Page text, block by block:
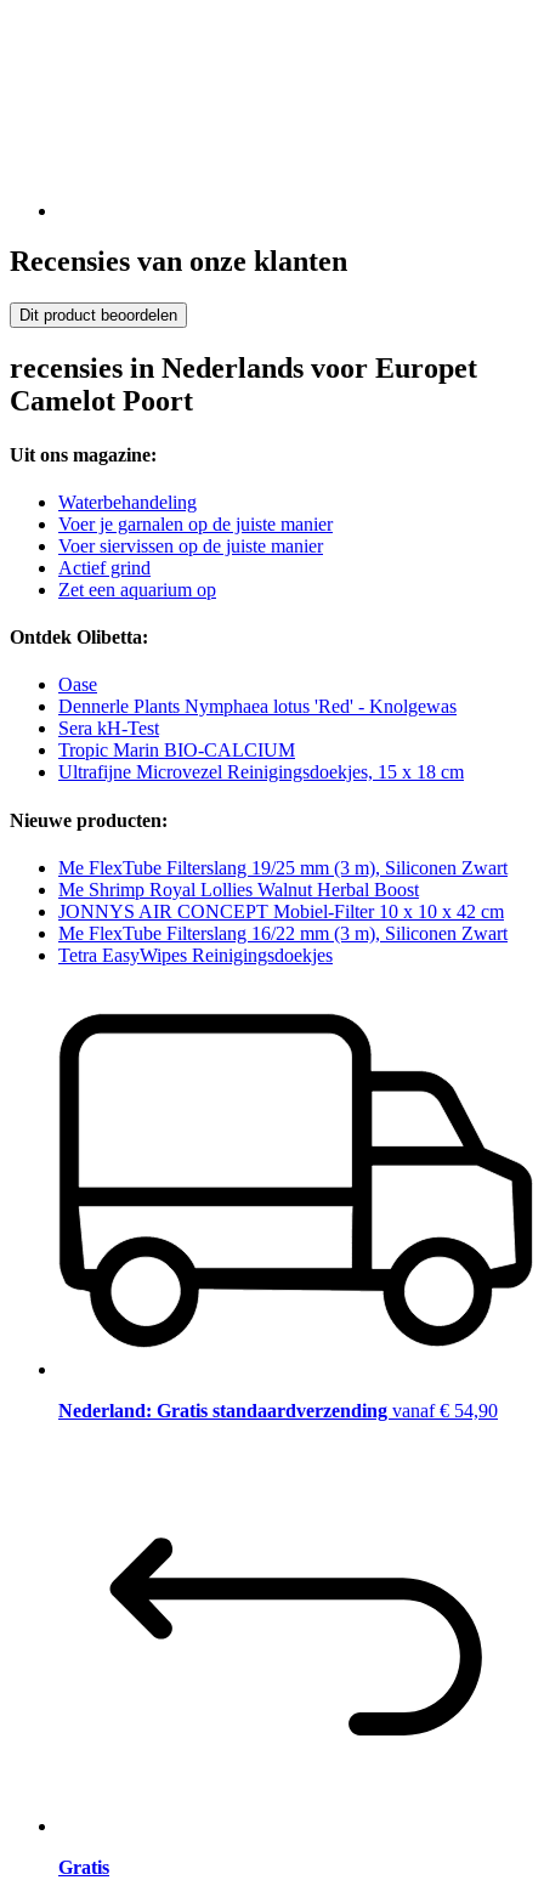
Recensies van onze klanten
Dit product beoordelen
recensies in Nederlands voor Europet
Camelot Poort
Uit ons magazine:
Waterbehandeling
Voer je garnalen op de juiste manier
Voer siervissen op de juiste manier
Actief grind
Zet een aquarium op
Ontdek Olibetta:
Oase
Dennerle Plants Nymphaea lotus 'Red' - Knolgewas
Sera kH-Test
Tropic Marin BIO-CALCIUM
Ultrafijne Microvezel Reinigingsdoekjes, 15 x 18 cm
Nieuwe producten:
Me FlexTube Filterslang 19/25 mm (3 m), Siliconen Zwart
Me Shrimp Royal Lollies Walnut Herbal Boost
JONNYS AIR CONCEPT Mobiel-Filter 10 x 10 x 42 cm
Me FlexTube Filterslang 16/22 mm (3 m), Siliconen Zwart
Tetra EasyWipes Reinigingsdoekjes
Nederland: Gratis standaardverzending vanaf € 54,90
Gratis